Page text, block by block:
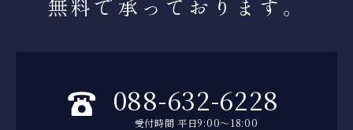
088-632-6228
受付時間 平日9:00～18:00